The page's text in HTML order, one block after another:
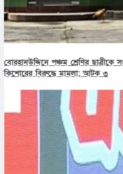
বোরহানউদ্দিনে পঞ্চম শ্রেণির
কিশোরের বিরুদ্ধে মামলা; আটক ৩